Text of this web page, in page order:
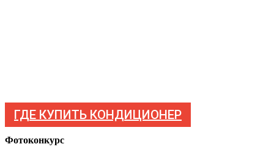
ГДЕ КУПИТЬ КОНДИЦИОНЕР
Фотоконкурс